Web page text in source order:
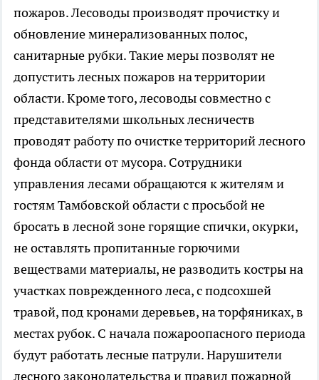
пожаров. Лесоводы производят прочистку и
обновление минерализованных полос,
санитарные рубки. Такие меры позволят не
допустить лесных пожаров на территории
области. Кроме того, лесоводы совместно с
представителями школьных лесничеств
проводят работу по очистке территорий лесного
фонда области от мусора. Сотрудники
управления лесами обращаются к жителям и
гостям Тамбовской области с просьбой не
бросать в лесной зоне горящие спички, окурки,
не оставлять пропитанные горючими
веществами материалы, не разводить костры на
участках поврежденного леса, с подсохшей
травой, под кронами деревьев, на торфяниках, в
местах рубок. С начала пожароопасного периода
будут работать лесные патрули. Нарушители
лесного законодательства и правил пожарной